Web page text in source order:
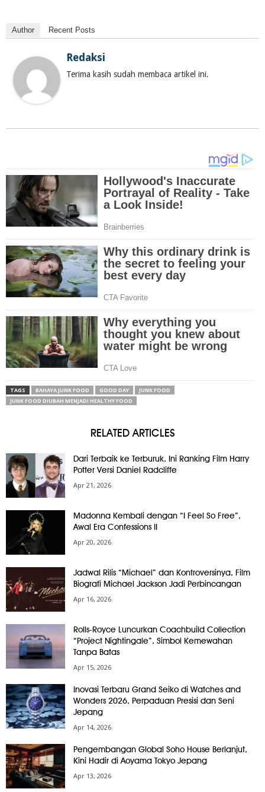
Author Recent Posts
Redaksi
Terima kasih sudah membaca artikel ini.
TAGS BAHAYA JUNK FOOD GOOD DAY
JUNK FOOD
JUNK FOOD DIUBAH MENJADI HEALTHY FOOD
RELATED ARTICLES
Dari Terbaik ke Terburuk, Ini Ranking Film Harry
Potter Versi Daniel Radcliffe
Apr 21, 2026
Madonna Kembali dengan “I Feel So Free”,
Awal Era Confessions II
Apr 20, 2026
Jadwal Rilis “Michael” dan Kontroversinya, Film
Biografi Michael Jackson Jadi Perbincangan
Apr 16, 2026
Rolls-Royce Luncurkan Coachbuild Collection
“Project Nightingale”, Simbol Kemewahan
Tanpa Batas
Apr 15, 2026
Inovasi Terbaru Grand Seiko di Watches and
Wonders 2026, Perpaduan Presisi dan Seni
Jepang
Apr 14, 2026
Pengembangan Global Soho House Berlanjut,
Kini Hadir di Aoyama Tokyo Jepang
Apr 13, 2026